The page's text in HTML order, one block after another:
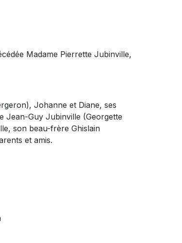
Madame Pierrette Jubinville,
Johanne et Diane, ses
Jean-Guy Jubinville (Georgette
son beau-frère Ghislain
et amis.